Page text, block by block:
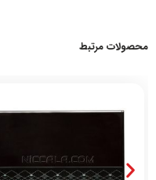
محصولات مرتبط